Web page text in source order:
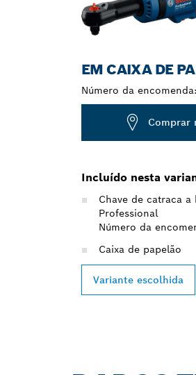
EM CAIXA DE
Número da encomenda:
Comprar
Incluído nesta
Chave de catraca a
Professional
Número da
Caixa de papelão
Variante escolhida